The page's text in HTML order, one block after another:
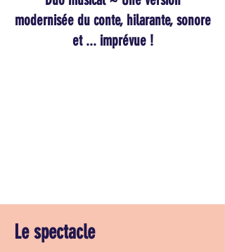
modernisée du conte, hilarante, sonore
et ... imprévue !
Le spectacle